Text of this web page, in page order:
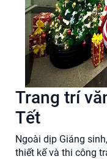
Trang trí
Tết
Ngoài dịp Giáng
thiết kế và thi công